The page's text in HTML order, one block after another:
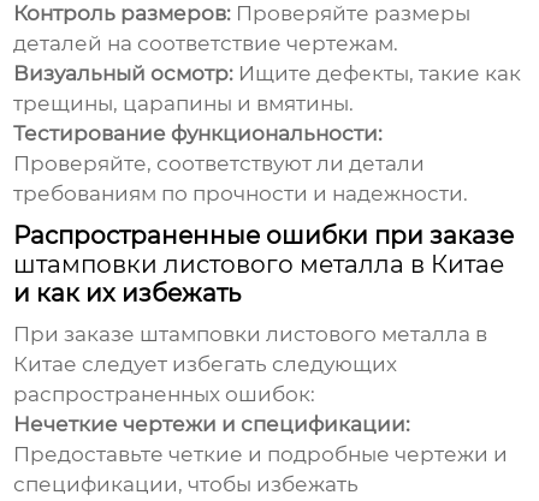
Контроль размеров: Проверяйте размеры
деталей на соответствие чертежам.
Визуальный осмотр: Ищите дефекты, такие как
трещины, царапины и вмятины.
Тестирование функциональности:
Проверяйте, соответствуют ли детали
требованиям по прочности и надежности.
Распространенные ошибки при заказе
штамповки листового металла в Китае
и как их избежать
При заказе штамповки листового металла в
Китае следует избегать следующих
распространенных ошибок:
Нечеткие чертежи и спецификации:
Предоставьте четкие и подробные чертежи и
спецификации, чтобы избежать